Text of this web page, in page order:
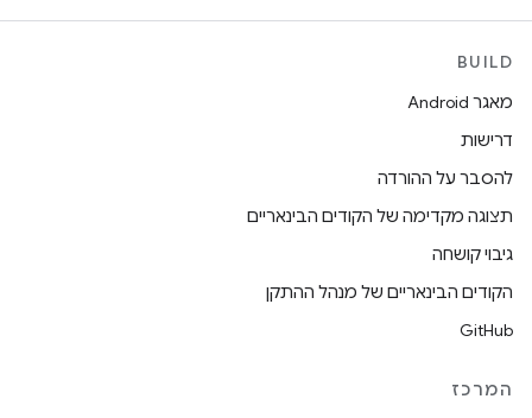
BUILD
מאגר Android
דרישות
להסבר על ההורדה
תצוגה מקדימה של הקודים הבינאריים
גיבוי קושחה
הקודים הבינאריים של מנהל ההתקן
GitHub
המרכז